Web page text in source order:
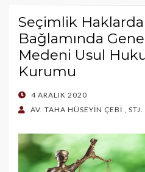
Seçimlik Haklarda
Bağlamında
Medeni Usul
Kurumu
POSTED
ON
4 ARALIK 2020
AV. TAHA HÜSEYİN ÇEBİ ,